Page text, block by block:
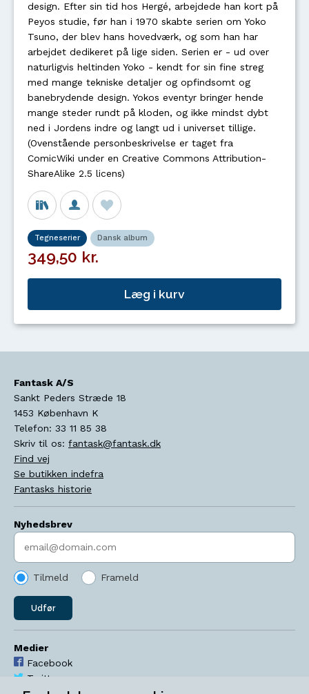
design. Efter sin tid hos Hergé, arbejdede han kort på
Peyos studie, før han i 1970 skabte serien om Yoko
Tsuno, der blev hans hovedværk, og som han har
arbejdet dedikeret på lige siden. Serien er - ud over
naturligvis heltinden Yoko - kendt for sin fine streg
med mange tekniske detaljer og opfindsomt og
banebrydende design. Yokos eventyr bringer hende
mange steder rundt på kloden, og ikke mindst dybt
ned i Jordens indre og langt ud i universet tillige.
(Ovenstående personbeskrivelse er taget fra
ComicWiki under en Creative Commons Attribution-
ShareAlike 2.5 licens)
Tegneserier Dansk album
349,50 kr.
Læg i kurv
Fantask A/S
Sankt Peders Stræde 18
1453 København K
Telefon: 33 11 85 38
Skriv til os: fantask@fantask.dk
Find vej
Se butikken indefra
Fantasks historie
Nyhedsbrev
Indtast søgeord
Tilmeld Frameld
Udfør
Medier
Facebook
Twitter